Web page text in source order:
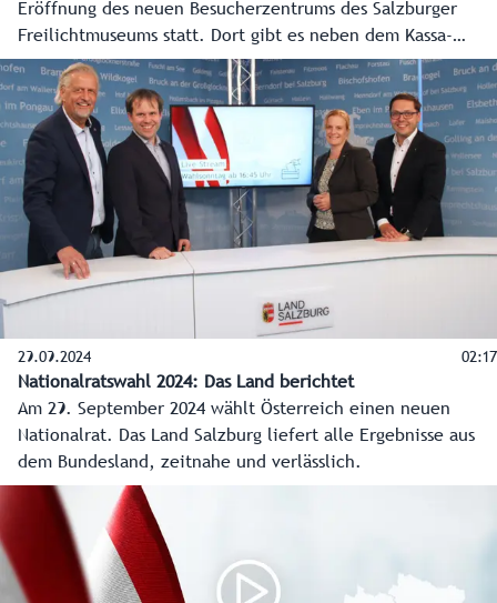
Eröffnung des neuen Besucherzentrums des Salzburger
Freilichtmuseums statt. Dort gibt es neben dem Kassa-
Bereich nun auch einen Museumsshop, eine
Fachbibliothek, Seminarfläche, Platz für ein Archiv und
neue Büros für die Mitarbeiterinnen und Mitarbeiter.
29.09.2024 02:17
Nationalratswahl 2024: Das Land berichtet
Am 29. September 2024 wählt Österreich einen neuen
Nationalrat. Das Land Salzburg liefert alle Ergebnisse aus
dem Bundesland, zeitnahe und verlässlich.